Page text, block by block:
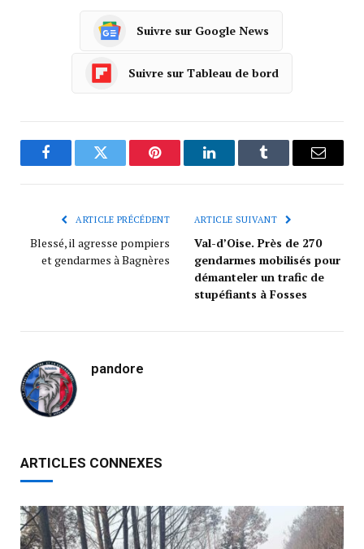
Suivre sur Google News
Suivre sur Tableau de bord
FacebookTwitter Pinterest LinkedInTumblr
ARTICLE PRÉCÉDENT
Blessé, il agresse pompiers
et gendarmes à Bagnères
ARTICLE SUIVANT
Val-d’Oise. Près de 270
gendarmes mobilisés pour
démanteler un trafic de
stupéfiants à Fosses
pandore
ARTICLES CONNEXES